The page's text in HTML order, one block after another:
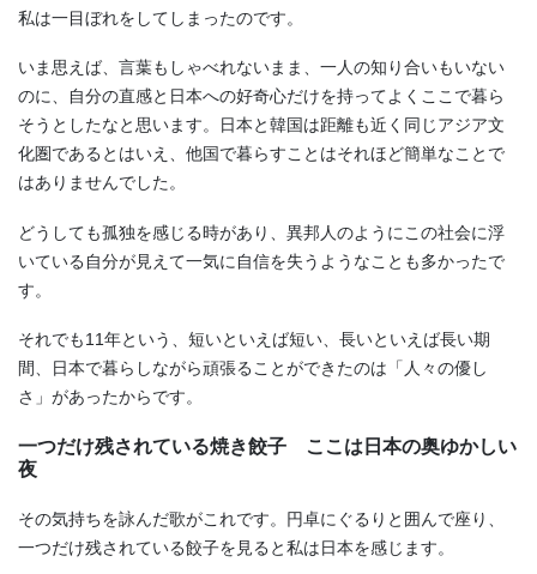
私は一目ぼれをしてしまったのです。
いま思えば、言葉もしゃべれないまま、一人の知り合いもいない
のに、自分の直感と日本への好奇心だけを持ってよくここで暮ら
そうとしたなと思います。日本と韓国は距離も近く同じアジア文
化圏であるとはいえ、他国で暮らすことはそれほど簡単なことで
はありませんでした。
どうしても孤独を感じる時があり、異邦人のようにこの社会に浮
いている自分が見えて一気に自信を失うようなことも多かったで
す。
それでも11年という、短いといえば短い、長いといえば長い期
間、日本で暮らしながら頑張ることができたのは「人々の優し
さ」があったからです。
一つだけ残されている焼き餃子 ここは日本の奥ゆかしい
夜
その気持ちを詠んだ歌がこれです。円卓にぐるりと囲んで座り、
一つだけ残されている餃子を見ると私は日本を感じます。